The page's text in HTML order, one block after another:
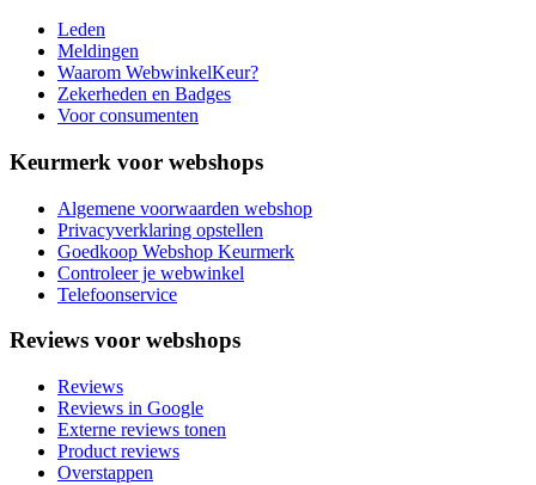
Leden
Meldingen
Waarom WebwinkelKeur?
Zekerheden en Badges
Voor consumenten
Keurmerk voor webshops
Algemene voorwaarden webshop
Privacyverklaring opstellen
Goedkoop Webshop Keurmerk
Controleer je webwinkel
Telefoonservice
Reviews voor webshops
Reviews
Reviews in Google
Externe reviews tonen
Product reviews
Overstappen